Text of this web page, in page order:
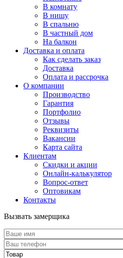
В комнату
В нишу
В спальню
В частный дом
На балкон
Доставка и оплата
Как сделать заказ
Доставка
Оплата и рассрочка
О компании
Производство
Гарантия
Портфолио
Отзывы
Реквизиты
Вакансии
Карта сайта
Клиентам
Скидки и акции
Онлайн-калькулятор
Вопрос-ответ
Оптовикам
Контакты
Вызвать замерщика